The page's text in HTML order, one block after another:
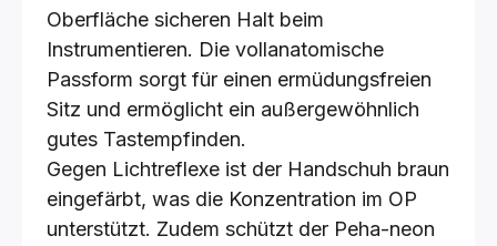
Oberfläche sicheren Halt beim
Instrumentieren. Die vollanatomische
Passform sorgt für einen ermüdungsfreien
Sitz und ermöglicht ein außergewöhnlich
gutes Tastempfinden.
Gegen Lichtreflexe ist der Handschuh braun
eingefärbt, was die Konzentration im OP
unterstützt. Zudem schützt der Peha-neon